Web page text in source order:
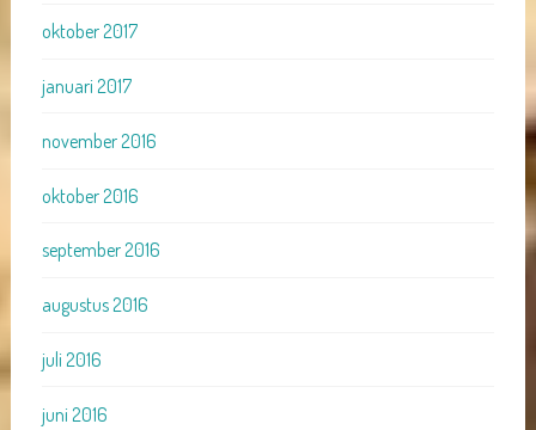
oktober 2017
januari 2017
november 2016
oktober 2016
september 2016
augustus 2016
juli 2016
juni 2016